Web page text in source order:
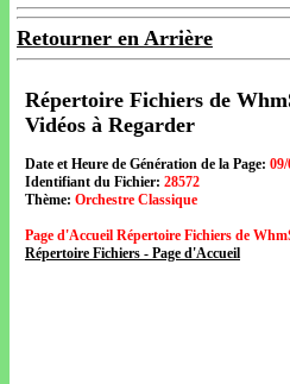
Retourner en Arrière
Répertoire Fichiers de
Vidéos à Regarder
Date et Heure de Génération de la Page:
Identifiant du Fichier: 28572
Thème: Orchestre Classique
Page d'Accueil Répertoire Fichiers de
Répertoire Fichiers - Page d'Accueil